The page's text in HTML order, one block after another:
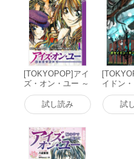
[TOKYOPOP]アイ
ズ・オン・ユー ～
瞳の中で輝いて～
(1) 電子書籍版
試し読み
イドン
ム ～引
～ (1) 電
試